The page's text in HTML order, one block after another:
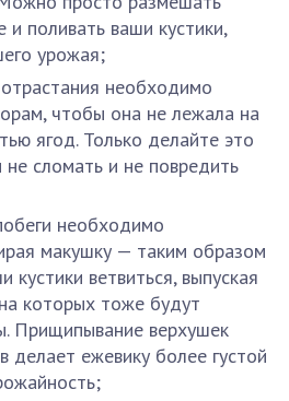
поливать ваши кустики,
урожая;
необходимо
чтобы она не лежала на
ягод. Только делайте это
не сломать и не повредить
необходимо
макушку — таким образом
кустики ветвиться, выпуская
которых тоже будут
Прищипывание верхушек
делает ежевику более густой